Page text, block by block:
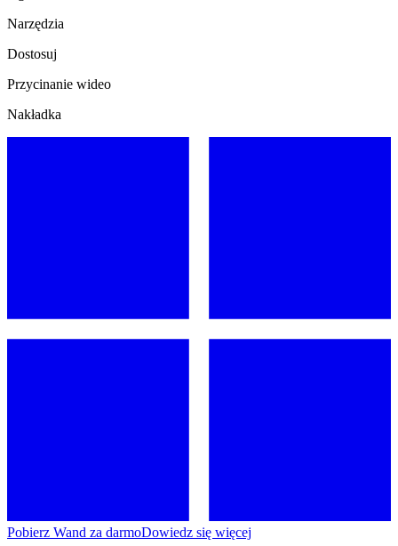
Narzędzia
Dostosuj
Przycinanie wideo
Nakładka
Pobierz Wand za darmoDowiedz się więcej